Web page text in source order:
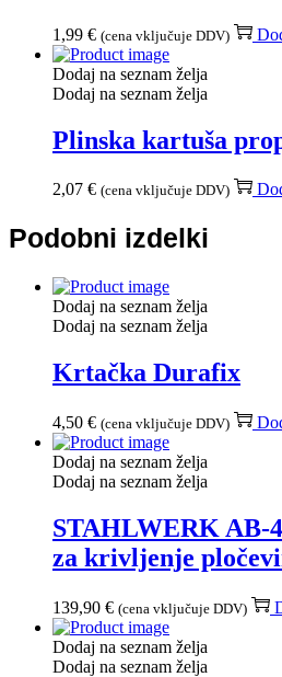
1,99 € (cena vključuje DDV)
Dodaj na seznam želja
Dodaj na seznam želja
Plinska kartuša
2,07 € (cena vključuje DDV)
Podobni izdelki
Dodaj na seznam želja
Dodaj na seznam želja
Krtačka Durafix
4,50 € (cena vključuje DDV)
Dodaj na seznam želja
Dodaj na seznam želja
STAHLWERK AB-
za krivljenje
139,90 € (cena vključuje DDV)
Dodaj na seznam želja
Dodaj na seznam želja